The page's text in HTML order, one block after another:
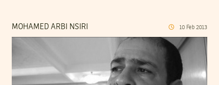
MOHAMED ARBI NSIRI 10 Feb 2013